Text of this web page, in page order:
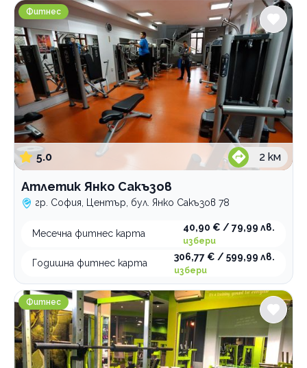
Атлетик Янко Сакъзов
Фитнес
5.0 2 км
Атлетик Янко Сакъзов
гр. София, Център, бул. Янко Сакъзов 78
Месечна фитнес карта
40,90 € / 79,99 лв.
избери
Годишна фитнес карта
306,77 € / 599,99 лв.
избери
Фитнес център Power Gym Младост
Фитнес